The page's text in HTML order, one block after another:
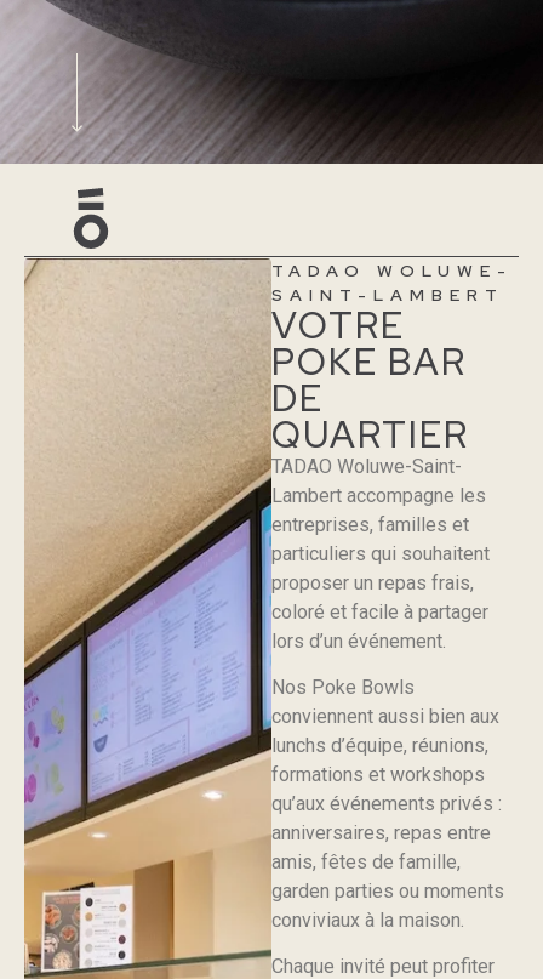
TADAO WOLUWE-
SAINT-LAMBERT
VOTRE
POKE BAR
DE
QUARTIER
TADAO Woluwe-Saint-
Lambert accompagne les
entreprises, familles et
particuliers qui souhaitent
proposer un repas frais,
coloré et facile à partager
lors d’un événement.
Nos Poke Bowls
conviennent aussi bien aux
lunchs d’équipe, réunions,
formations et workshops
qu’aux événements privés :
anniversaires, repas entre
amis, fêtes de famille,
garden parties ou moments
conviviaux à la maison.
Chaque invité peut profiter